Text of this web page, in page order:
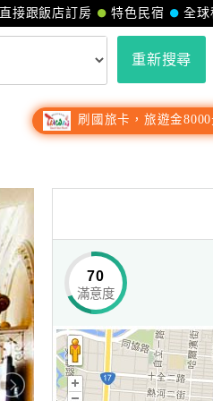
全球
特色民宿
直接跟飯店訂房
重新搜尋
刷國旅卡，旅遊金8000
70
滿意度